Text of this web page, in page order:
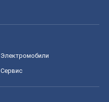
Электромобили
Сервис